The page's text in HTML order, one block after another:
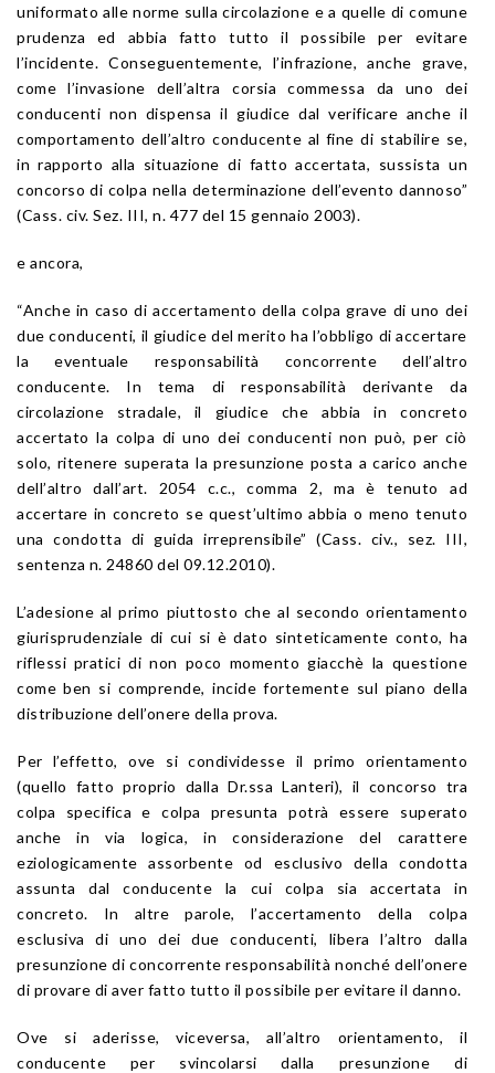
uniformato alle norme sulla circolazione e a quelle di comune
prudenza ed abbia fatto tutto il possibile per evitare
l’incidente. Conseguentemente, l’infrazione, anche grave,
come l’invasione dell’altra corsia commessa da uno dei
conducenti non dispensa il giudice dal verificare anche il
comportamento dell’altro conducente al fine di stabilire se,
in rapporto alla situazione di fatto accertata, sussista un
concorso di colpa nella determinazione dell’evento dannoso”
(Cass. civ. Sez. III, n. 477 del 15 gennaio 2003).
e ancora,
“Anche in caso di accertamento della colpa grave di uno dei
due conducenti, il giudice del merito ha l’obbligo di accertare
la eventuale responsabilità concorrente dell’altro
conducente. In tema di responsabilità derivante da
circolazione stradale, il giudice che abbia in concreto
accertato la colpa di uno dei conducenti non può, per ciò
solo, ritenere superata la presunzione posta a carico anche
dell’altro dall’art. 2054 c.c., comma 2, ma è tenuto ad
accertare in concreto se quest’ultimo abbia o meno tenuto
una condotta di guida irreprensibile” (Cass. civ., sez. III,
sentenza n. 24860 del 09.12.2010).
L’adesione al primo piuttosto che al secondo orientamento
giurisprudenziale di cui si è dato sinteticamente conto, ha
riflessi pratici di non poco momento giacchè la questione
come ben si comprende, incide fortemente sul piano della
distribuzione dell’onere della prova.
Per l’effetto, ove si condividesse il primo orientamento
(quello fatto proprio dalla Dr.ssa Lanteri), il concorso tra
colpa specifica e colpa presunta potrà essere superato
anche in via logica, in considerazione del carattere
eziologicamente assorbente od esclusivo della condotta
assunta dal conducente la cui colpa sia accertata in
concreto. In altre parole, l’accertamento della colpa
esclusiva di uno dei due conducenti, libera l’altro dalla
presunzione di concorrente responsabilità nonché dell’onere
di provare di aver fatto tutto il possibile per evitare il danno.
Ove si aderisse, viceversa, all’altro orientamento, il
conducente per svincolarsi dalla presunzione di